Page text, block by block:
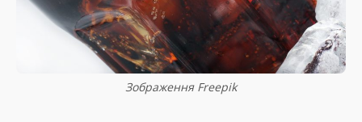
Зображення Freepik